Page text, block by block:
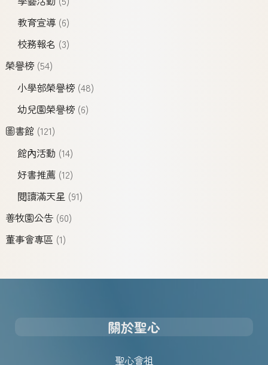
教育宣導(6)
校務報名 (3)
榮譽榜(54)
小學部榮譽榜(48)
幼兒園榮譽榜(6)
圖書館(121)
館內活動 (14)
好書推薦(12)
閱讀滿天星 (91)
善牧園公告(60)
董事會專區 (1)
關於聖心
聖心會祖